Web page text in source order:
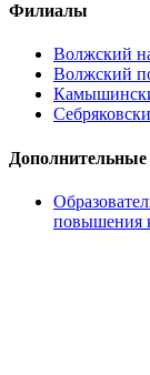
Филиалы
Волжский
Волжский
Дополнительные
повышения